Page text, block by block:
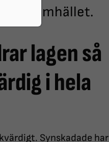
i samhället.
lagen så
i hela
Synskadade har